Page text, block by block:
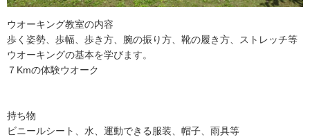
ウオーキング教室の内容
歩く姿勢、歩幅、歩き方、腕の振り方、靴の履き方、ストレッチ等
ウオーキングの基本を学びます。
７Kmの体験ウオーク
持ち物
ビニールシート、水、運動できる服装、帽子、雨具等